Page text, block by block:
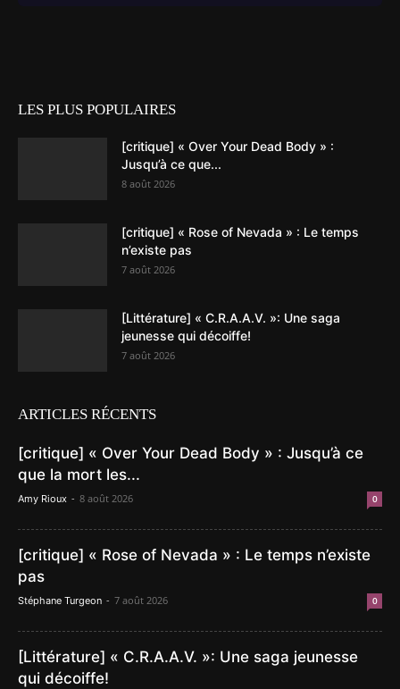
LES PLUS POPULAIRES
[critique] « Over Your Dead Body » :
Jusqu’à ce que...
8 août 2026
[critique] « Rose of Nevada » : Le temps
n’existe pas
7 août 2026
[Littérature] « C.R.A.A.V. »: Une saga
jeunesse qui décoiffe!
7 août 2026
ARTICLES RÉCENTS
[critique] « Over Your Dead Body » : Jusqu’à ce
que la mort les...
Amy Rioux - 8 août 2026 0
[critique] « Rose of Nevada » : Le temps n’existe
pas
Stéphane Turgeon - 7 août 2026 0
[Littérature] « C.R.A.A.V. »: Une saga jeunesse
qui décoiffe!